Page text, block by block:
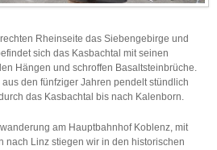
Rheinseite das Siebengebirge und
sich das Kasbachtal mit seinen
Hängen und schroffen Basaltsteinbrüche.
den fünfziger Jahren pendelt stündlich
das Kasbachtal bis nach Kalenborn.
am Hauptbahnhof Koblenz, mit
nach Linz stiegen wir in den historischen